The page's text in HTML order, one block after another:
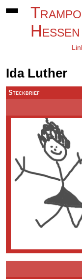
Hessen
Ida Luther
Steckbrief